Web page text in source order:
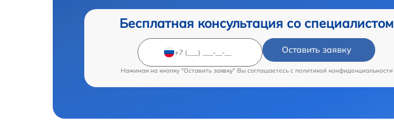
Бесплатная консультация со специалистом
Оставить заявку
Нажимая на кнопку "Оставить заявку" Вы соглашаетесь c политикой конфиденциальности